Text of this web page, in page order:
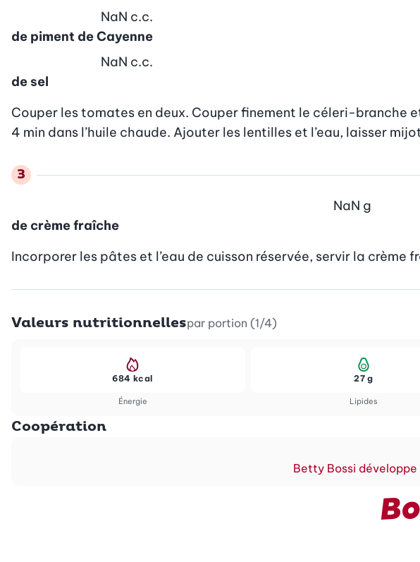
de piment de Cayenne
NaN c.c.
de sel
NaN c.c.
Couper les tomates en deux. Couper finement le céleri-branche
4 min dans l’huile chaude. Ajouter les lentilles et l’eau, laisser
de crème fraîche
NaN g
Incorporer les pâtes et l’eau de cuisson réservée, servir la crème
Valeurs nutritionnellespar portion (1/4)
Énergie
684 kcal
Lipides
27 g
Coopération
Betty Bossi